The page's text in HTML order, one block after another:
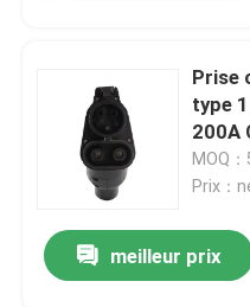
Prise
type
200A
MOQ
Prix：
meilleur prix